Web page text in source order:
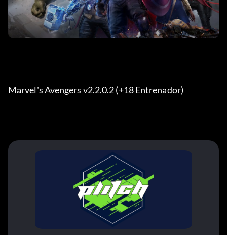
Marvel's Avengers v2.2.0.2 (+18 Entrenador)